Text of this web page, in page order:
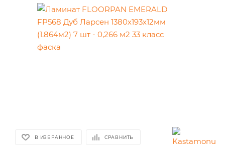
В ИЗБРАННОЕ СРАВНИТЬ